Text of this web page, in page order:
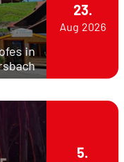
in
23.
Aug 2026
5.